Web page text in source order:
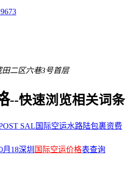
二区六巷3号首层
--快速浏览相关词条
SAL国际空运水路陆包裹资费
月18深圳 国际空运价格表查询